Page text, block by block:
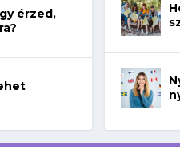
érzed,